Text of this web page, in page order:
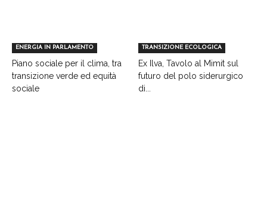
ENERGIA IN PARLAMENTO
Piano sociale per il clima, tra
transizione verde ed equità
sociale
TRANSIZIONE ECOLOGICA
Ex Ilva, Tavolo al Mimit sul
futuro del polo siderurgico
di...